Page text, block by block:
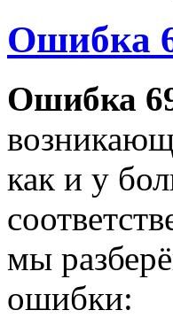
Ошибка
Ошибка
как и у
мы
ошибки: